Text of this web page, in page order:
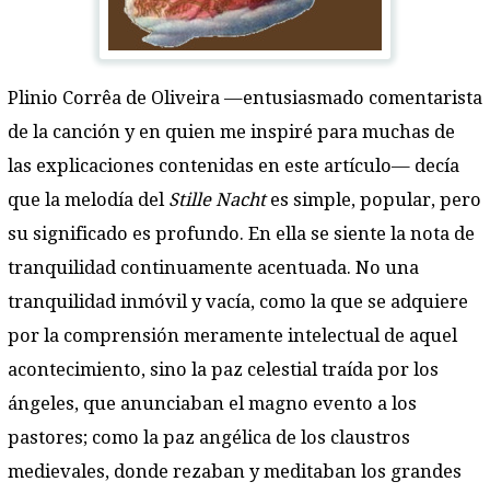
Plinio Corrêa de Oliveira —entusiasmado comentarista
de la canción y en quien me inspiré para muchas de
las explicaciones contenidas en este artículo— decía
que la melodía del Stille Nachtes simple, popular, pero
su significado es profundo. En ella se siente la nota de
tranquilidad continuamente acentuada. No una
tranquilidad inmóvil y vacía, como la que se adquiere
por la comprensión meramente intelectual de aquel
acontecimiento, sino la paz celestial traída por los
ángeles, que anunciaban el magno evento a los
pastores; como la paz angélica de los claustros
medievales, donde rezaban y meditaban los grandes